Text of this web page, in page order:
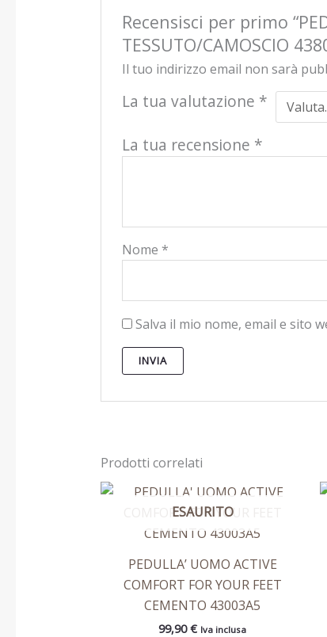
Recensisci per primo
TESSUTO/CAMOSCIO
Il tuo indirizzo email non sarà
La tua valutazione *
La tua recensione *
Nome *
Salva il mio nome, email e sito
Prodotti correlati
ESAURITO
PEDULLA’ UOMO ACTIVE
COMFORT FOR YOUR FEET
CEMENTO 43003A5
99,90€ Iva inclusa
Questo
ha
varianti.
Le
opzioni